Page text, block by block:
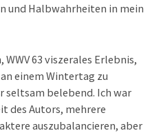
und Halbwahrheiten in mein
63 viszerales Erlebnis,
einem Wintertag zu
seltsam belebend. Ich war
des Autors, mehrere
auszubalancieren, aber